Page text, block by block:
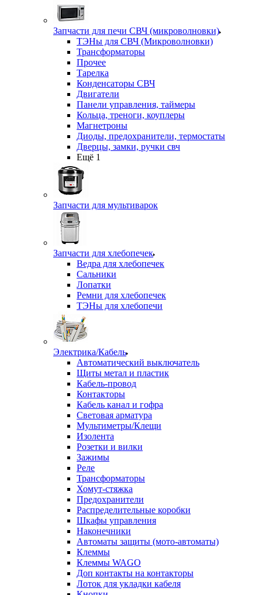
Запчасти для печи СВЧ (микроволновки)
ТЭНы для СВЧ (Микроволновки)
Трансформаторы
Прочее
Тарелка
Конденсаторы СВЧ
Двигатели
Панели управления, таймеры
Кольца, треноги, коуплеры
Магнетроны
Диоды, предохранители, термостаты
Дверцы, замки, ручки свч
Ещё 1
Запчасти для мультиварок
Запчасти для хлебопечек
Ведра для хлебопечек
Сальники
Лопатки
Ремни для хлебопечек
ТЭНы для хлебопечи
Электрика/Кабель
Автоматический выключатель
Щиты метал и пластик
Кабель-провод
Контакторы
Кабель канал и гофра
Световая арматура
Мультиметры/Клещи
Изолента
Розетки и вилки
Зажимы
Реле
Трансформаторы
Хомут-стяжка
Предохранители
Распределительные коробки
Шкафы управления
Наконечники
Автоматы защиты (мото-автоматы)
Клеммы
Клеммы WAGO
Доп контакты на контакторы
Лоток для укладки кабеля